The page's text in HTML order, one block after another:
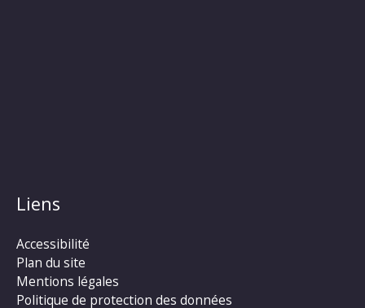
Liens
Accessibilité
Plan du site
Mentions légales
Politique de protection des données